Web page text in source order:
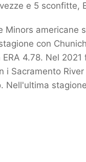
e 5 sconfitte,
Minors
con
4.78. Nel
i Sacramento